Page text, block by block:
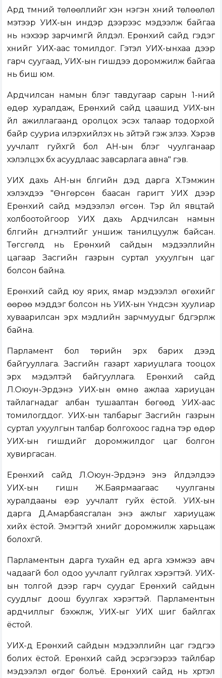
Ард түмний төлөөллийг хэн нэгэн хүний төлөөлөл
мэтээр УИХ-ын индэр дээрээс мэдээлж байгаа
нь үнэхээр зарчимгүй үйлдэл. Ерөнхий сайд гэдэг
хүнийг УИХ-аас томилдог. Гэтэл УИХ-ынхаа дээр
гарч суугаад, УИХ-ын гишүүдээ доромжилж байгаа
нь биш юм.
Ардчилсан намын бүлэг тавдугаар сарын 1-ний
өдөр хуралдаж, Ерөнхий сайд цаашид УИХ-ын
үйл ажиллагаанд оролцох эсэх талаар тодорхой
байр сууриа илэрхийлэх нь зүйтэй гэж үзлээ. Хэрэв
уучлалт гуйхгүй бол АН-ын бүлэг чуулганаар
хэлэлцэх бүх асуудлаас завсарлага авна" гэв.
УИХ дахь АН-ын бүлгийн дэд дарга Х.Тэмүүжин
хэлэхдээ "Өнгөрсөн баасан гаригт УИХ дээр
Ерөнхий сайд мэдээлэл өгсөн. Тэр үйл явцтай
холбоотойгоор УИХ дахь Ардчилсан намын
бүлгийн дүгнэлтийг уншиж танилцуулж байсан.
Төгсгөлд нь Ерөнхий сайдын мэдээллийн
цагаар Засгийн газрын суртал ухуулгын цаг
болсон байна.
Ерөнхий сайд юу ярих, ямар мэдээлэл өгөхийг
өөрөө мэддэг болсон нь УИХ-ын Үндсэн хуулиар
хуваарилсан эрх мэдлийн зарчмуудыг бүдгэрүүлж
байна.
Парламент бол төрийн эрх барих дээд
байгууллага. Засгийн газарт хариуцлага тооцох
эрх мэдэлтэй байгууллага. Ерөнхий сайд
Л.Оюун-Эрдэнэ УИХ-ын өмнө ажлаа хариуцан
тайлагнадаг албан тушаалтан бөгөөд УИХ-аас
томилогддог. УИХ-ын талбарыг Засгийн газрын
суртал ухуулгын талбар болгохоос гадна тэр өдөр
УИХ-ын гишүүдийг доромжилдог цаг болгон
хувиргасан.
Ерөнхий сайд Л.Оюун-Эрдэнэ энэ үйлдэлдээ
УИХ-ын гишүүн Ж.Баярмаагаас чуулганы
хуралдааны үеэр уучлалт гуйх ёстой. УИХ-ын
дарга Д.Амарбаясгалан энэ ажлыг хариуцаж
хийх ёстой. Эмэгтэй хүнийг доромжилж харьцаж
болохгүй.
Парламентын дарга тухайн үед арга хэмжээ авч
чадаагүй бол одоо уучлалт гуйлгах хэрэгтэй. УИХ-
ын толгой дээр гарч суудаг Ерөнхий сайдын
суудлыг доош буулгах хэрэгтэй. Парламентын
ардчиллыг бэхжүүлж, УИХ-ыг УИХ шиг байлгах
ёстой.
УИХ-д Ерөнхий сайдын мэдээллийн цаг гэдгээ
болих ёстой. Ерөнхий сайд эсрэгээрээ тайлбар
мэдээлэл өгдөг болъё. Ерөнхий сайд нь хүртэл